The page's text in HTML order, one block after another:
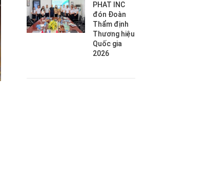
PHAT INC
đón Đoàn
Thẩm định
Thương hiệu
Quốc gia
2026